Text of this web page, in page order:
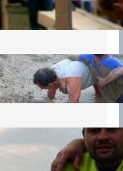
2026
prase“: Kdo doběhne
2026
na prvním místě
2026